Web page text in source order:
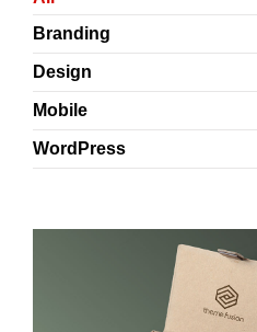
Branding
Design
Mobile
WordPress